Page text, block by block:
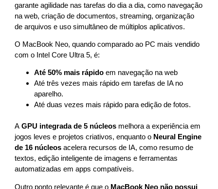
garante agilidade nas tarefas do dia a dia, como navegação
na web, criação de documentos, streaming, organização
de arquivos e uso simultâneo de múltiplos aplicativos.
O MacBook Neo, quando comparado ao PC mais vendido
com o Intel Core Ultra 5, é:
Até 50% mais rápido em navegação na web
Até três vezes mais rápido em tarefas de IA no
aparelho.
Até duas vezes mais rápido para edição de fotos.
A GPU integrada de 5 núcleos melhora a experiência em
jogos leves e projetos criativos, enquanto o Neural Engine
de 16 núcleos acelera recursos de IA, como resumo de
textos, edição inteligente de imagens e ferramentas
automatizadas em apps compatíveis.
Outro ponto relevante é que o MacBook Neo não possui